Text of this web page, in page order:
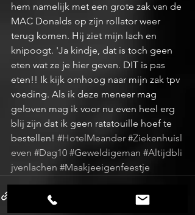
hem namelijk met een grote zak van de
MAC Donalds op zijn rollator weer
terug komen. Hij ziet mijn lach en
knipoogt. 'Ja kindje, dat is toch geen
eten wat ze je hier geven. DIT is pas
eten!! Ik kijk omhoog naar mijn zak tpv
voeding. Als ik deze meneer mag
geloven mag ik voor nu even heel erg
blij zijn dat ik geen ratatouille hoef te
bestellen! #HotelMeander #Ziekenhuisl
even #Dag10 #Geweldigeman #Altijdbli
jvenlachen #Maakjeeigenfeestje